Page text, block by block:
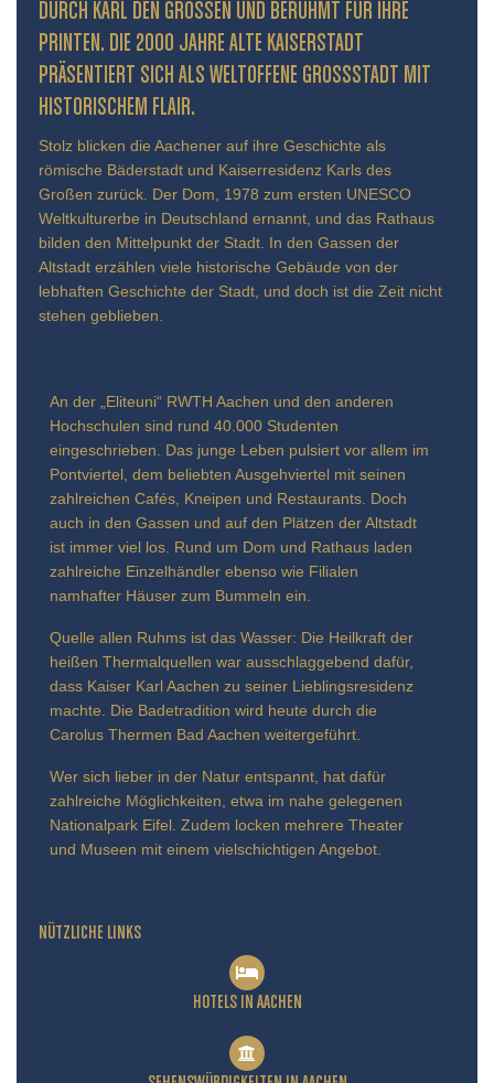
URCH KARL DEN GROSSEN UND BERÜHMT FÜR IHRE PR
INTEN. DIE 2000 JAHRE ALTE KAISERSTADT PR
ÄSENTIERT SICH ALS WELTOFFENE GROSSSTADT MIT HIS
TORISCHEM FLAIR.
Stolz blicken die Aachener auf ihre Geschichte als
römische Bäderstadt und Kaiserresidenz Karls des
Großen zurück. Der Dom, 1978 zum ersten UNESCO
Weltkulturerbe in Deutschland ernannt, und das Rathaus
bilden den Mittelpunkt der Stadt. In den Gassen der
Altstadt erzählen viele historische Gebäude von der
lebhaften Geschichte der Stadt, und doch ist die Zeit nicht
stehen geblieben.
An der „Eliteuni“ RWTH Aachen und den anderen
Hochschulen sind rund 40.000 Studenten
eingeschrieben. Das junge Leben pulsiert vor allem im
Pontviertel, dem beliebten Ausgehviertel mit seinen
zahlreichen Cafés, Kneipen und Restaurants. Doch
auch in den Gassen und auf den Plätzen der Altstadt
ist immer viel los. Rund um Dom und Rathaus laden
zahlreiche Einzelhändler ebenso wie Filialen
namhafter Häuser zum Bummeln ein.
Quelle allen Ruhms ist das Wasser: Die Heilkraft der
heißen Thermalquellen war ausschlaggebend dafür,
dass Kaiser Karl Aachen zu seiner Lieblingsresidenz
machte. Die Badetradition wird heute durch die
Carolus Thermen Bad Aachen weitergeführt.
Wer sich lieber in der Natur entspannt, hat dafür
zahlreiche Möglichkeiten, etwa im nahe gelegenen
Nationalpark Eifel. Zudem locken mehrere Theater
und Museen mit einem vielschichtigen Angebot.
NÜTZLICHE LINKS
HOTELS IN AACHEN